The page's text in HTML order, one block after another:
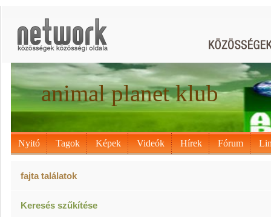
animal planet klub
Nyitó Tagok Képek Videók Hírek Fórum
fajta találatok
Keresés szűkítése